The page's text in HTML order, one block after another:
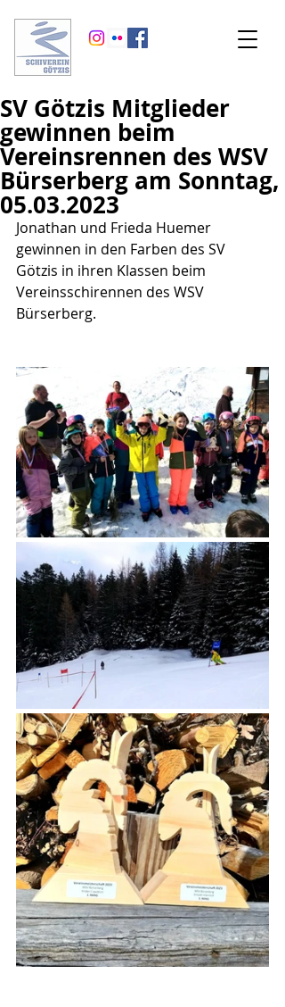
SV Götzis Mitglieder
gewinnen beim
Vereinsrennen des WSV
Bürserberg am Sonntag,
05.03.2023
Jonathan und Frieda Huemer
gewinnen in den Farben des SV
Götzis in ihren Klassen beim
Vereinsschirennen des WSV
Bürserberg.